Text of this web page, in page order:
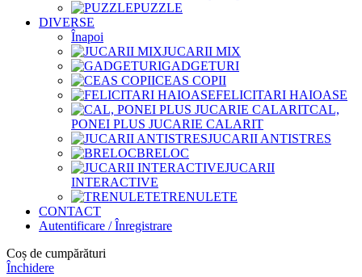
PUZZLE
DIVERSE
Înapoi
JUCARII MIX
GADGETURI
CEAS COPII
FELICITARI HAIOASE
CAL,
PONEI PLUS JUCARIE CALARIT
JUCARII ANTISTRES
BRELOC
JUCARII
INTERACTIVE
TRENULETE
CONTACT
Autentificare / Înregistrare
Coș de cumpărături
Închidere